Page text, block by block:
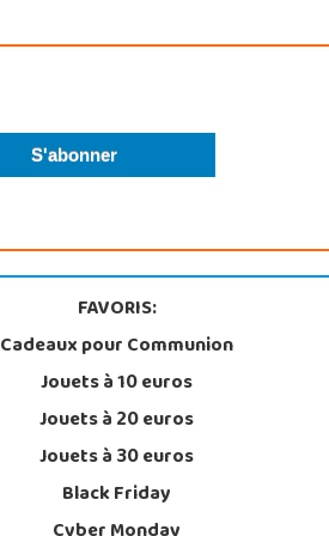
FAVORIS:
Cadeaux pour Communion
Jouets à 10 euros
Jouets à 20 euros
Jouets à 30 euros
Black Friday